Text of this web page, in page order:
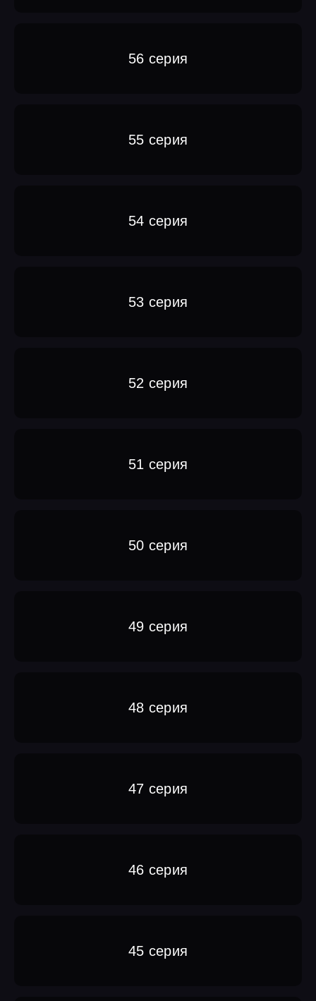
56 серия
55 серия
54 серия
53 серия
52 серия
51 серия
50 серия
49 серия
48 серия
47 серия
46 серия
45 серия